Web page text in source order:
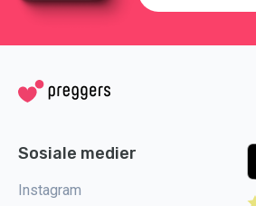
Sosiale medier
Instagram